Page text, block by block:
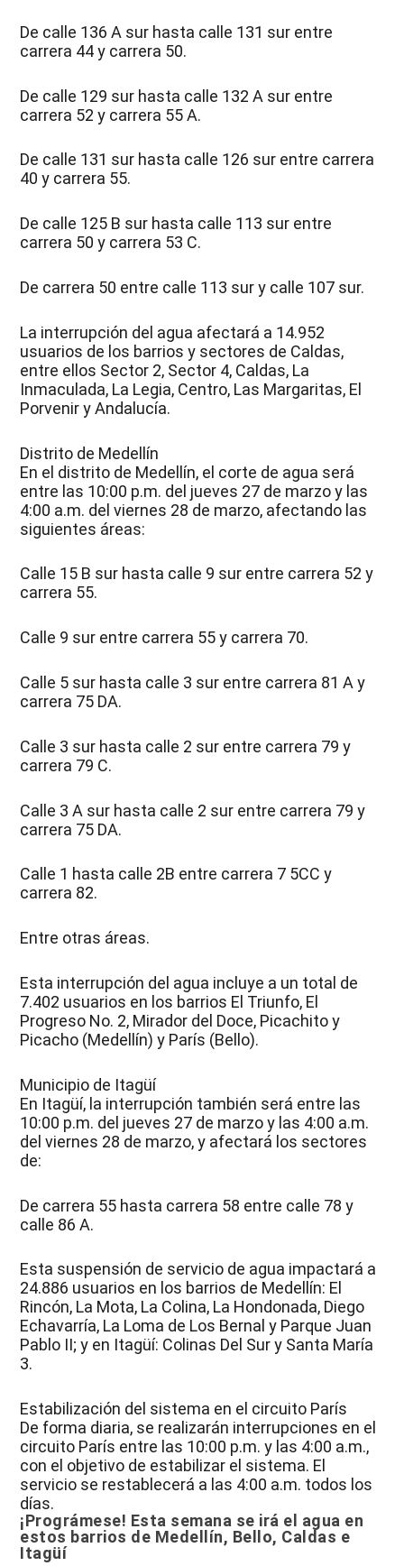
De calle 136 A sur hasta calle 131 sur entre
carrera 44 y carrera 50.
De calle 129 sur hasta calle 132 A sur entre
carrera 52 y carrera 55 A.
De calle 131 sur hasta calle 126 sur entre carrera
40 y carrera 55.
De calle 125 B sur hasta calle 113 sur entre
carrera 50 y carrera 53 C.
De carrera 50 entre calle 113 sur y calle 107 sur.
La interrupción del agua afectará a 14.952
usuarios de los barrios y sectores de Caldas,
entre ellos Sector 2, Sector 4, Caldas, La
Inmaculada, La Legia, Centro, Las Margaritas, El
Porvenir y Andalucía.
Distrito de Medellín
En el distrito de Medellín, el corte de agua será
entre las 10:00 p.m. del jueves 27 de marzo y las
4:00 a.m. del viernes 28 de marzo, afectando las
siguientes áreas:
Calle 15 B sur hasta calle 9 sur entre carrera 52 y
carrera 55.
Calle 9 sur entre carrera 55 y carrera 70.
Calle 5 sur hasta calle 3 sur entre carrera 81 A y
carrera 75 DA.
Calle 3 sur hasta calle 2 sur entre carrera 79 y
carrera 79 C.
Calle 3 A sur hasta calle 2 sur entre carrera 79 y
carrera 75 DA.
Calle 1 hasta calle 2B entre carrera 7 5CC y
carrera 82.
Entre otras áreas.
Esta interrupción del agua incluye a un total de
7.402 usuarios en los barrios El Triunfo, El
Progreso No. 2, Mirador del Doce, Picachito y
Picacho (Medellín) y París (Bello).
Municipio de Itagüí
En Itagüí, la interrupción también será entre las
10:00 p.m. del jueves 27 de marzo y las 4:00 a.m.
del viernes 28 de marzo, y afectará los sectores
de:
De carrera 55 hasta carrera 58 entre calle 78 y
calle 86 A.
Esta suspensión de servicio de agua impactará a
24.886 usuarios en los barrios de Medellín: El
Rincón, La Mota, La Colina, La Hondonada, Diego
Echavarría, La Loma de Los Bernal y Parque Juan
Pablo II; y en Itagüí: Colinas Del Sur y Santa María
3.
Estabilización del sistema en el circuito París
De forma diaria, se realizarán interrupciones en el
circuito París entre las 10:00 p.m. y las 4:00 a.m.,
con el objetivo de estabilizar el sistema. El
servicio se restablecerá a las 4:00 a.m. todos los
días.
¡Prográmese! Esta semana se irá el agua en
estos barrios de Medellín, Bello, Caldas e
Itagüí